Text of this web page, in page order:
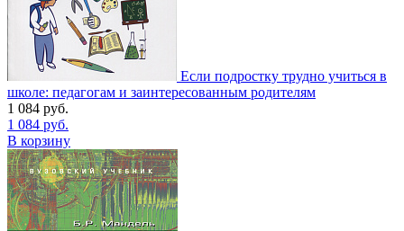
Если подростку трудно учиться в
школе: педагогам и заинтересованным родителям
1 084 руб.
1 084 руб.
В корзину